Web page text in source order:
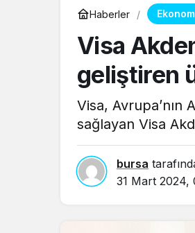
Haberler
Visa
geliştiren
Visa, Avrupa’nın
sağlayan Visa
bursa
31 Mart 2024,